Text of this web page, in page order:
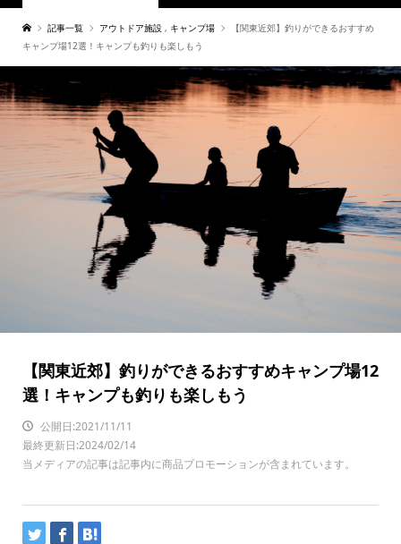
記事一覧 アウトドア施設 , キャンプ場
【関東近郊】釣りができるおすすめ
キャンプ場12選！キャンプも釣りも楽しもう
【関東近郊】釣りができるおすすめキャンプ場12
選！キャンプも釣りも楽しもう
公開日:2021/11/11
最終更新日:2024/02/14
当メディアの記事は記事内に商品プロモーションが含まれています。